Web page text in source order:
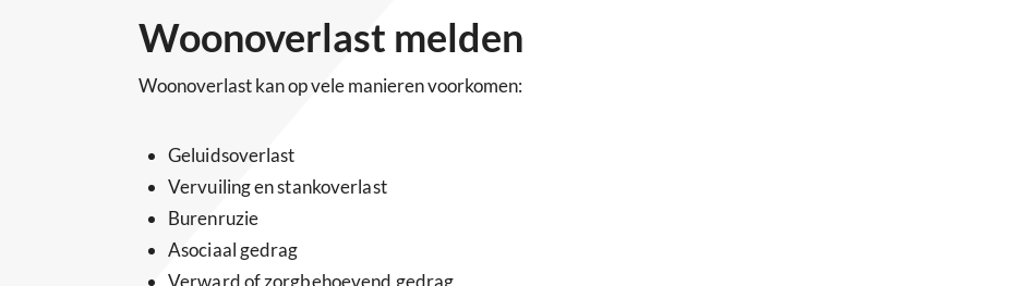
Woonoverlast melden
Woonoverlast kan op vele manieren voorkomen:
Geluidsoverlast
Vervuiling en stankoverlast
Burenruzie
Asociaal gedrag
Verward of zorgbehoevend gedrag